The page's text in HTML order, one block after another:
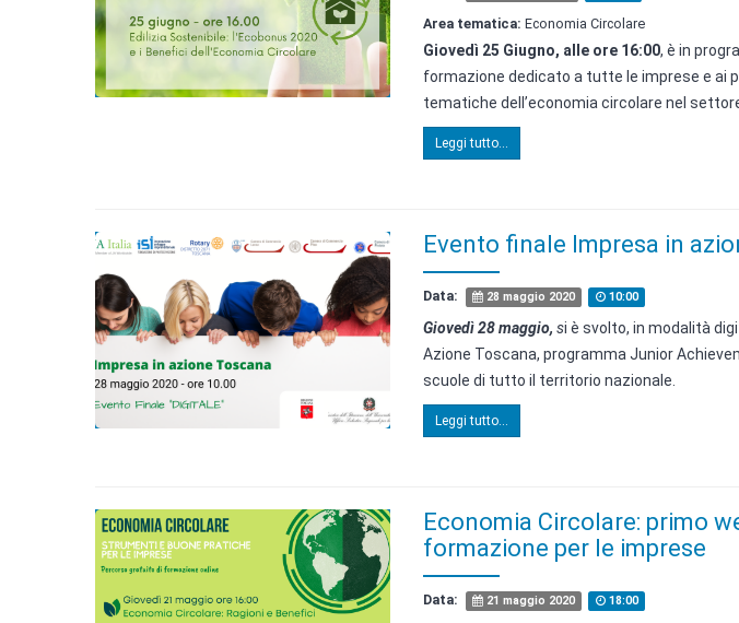
Area tematica: Economia Circolare
Giovedì 25 Giugno, alle ore 16:00, è in
formazione dedicato a tutte le imprese e ai
tematiche dell’economia circolare nel settore
Leggi tutto...
Evento finale Impresa in
Data: 28 maggio 2020 10:00
Giovedì 28 maggio, si è svolto, in modalità
Azione Toscana, programma Junior
scuole di tutto il territorio nazionale.
Leggi tutto...
Economia Circolare: primo
formazione per le imprese
Data: 21 maggio 2020 18:00